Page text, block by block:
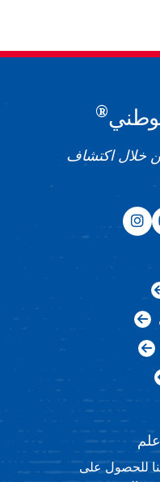
®
خلال اكتشاف
للحصول على